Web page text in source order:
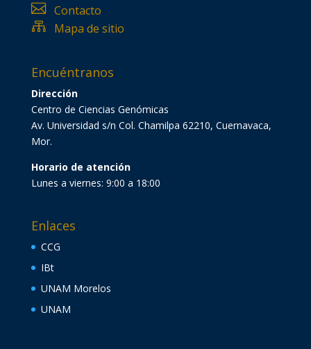
 Contacto
 Mapa de sitio
Encuéntranos
Dirección
Centro de Ciencias Genómicas
Av. Universidad s/n Col. Chamilpa 62210, Cuernavaca,
Mor.
Horario de atención
Lunes a viernes: 9:00 a 18:00
Enlaces
CCG
IBt
UNAM Morelos
UNAM